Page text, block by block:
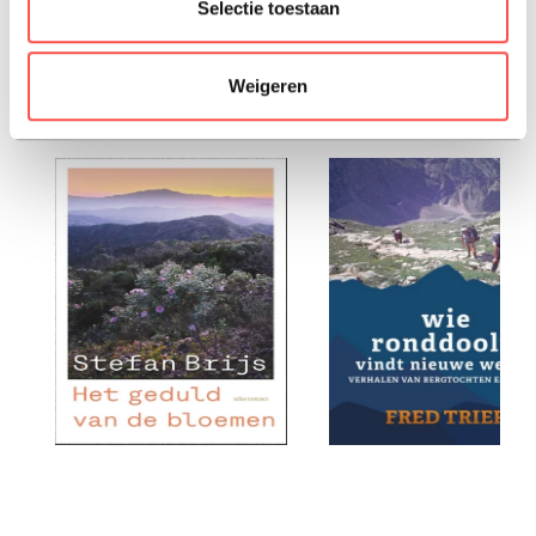
Selectie toestaan
Weigeren
liefhebbers van overstag lazen ook: